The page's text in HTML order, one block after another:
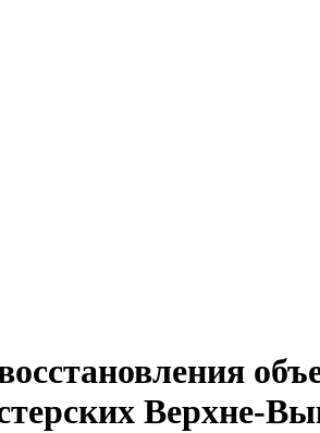
Верхне-